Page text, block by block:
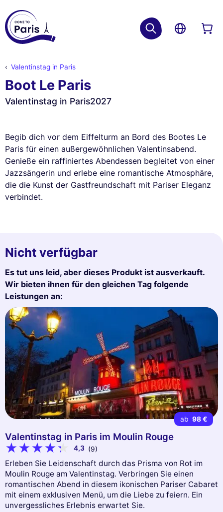
Valentinstag in Paris
Boot Le Paris
Valentinstag in Paris2027
Begib dich vor dem Eiffelturm an Bord des Bootes Le
Paris für einen außergewöhnlichen Valentinsabend.
Genieße ein raffiniertes Abendessen begleitet von einer
Jazzsängerin und erlebe eine romantische Atmosphäre,
die die Kunst der Gastfreundschaft mit Pariser Eleganz
verbindet.
Nicht verfügbar
Es tut uns leid, aber dieses Produkt ist ausverkauft.
Wir bieten ihnen für den gleichen Tag folgende
Leistungen an:
ab 98 €
Valentinstag in Paris im Moulin Rouge
4,3 (9)
Erleben Sie Leidenschaft durch das Prisma von Rot im
Moulin Rouge am Valentinstag. Verbringen Sie einen
romantischen Abend in diesem ikonischen Pariser Cabaret
mit einem exklusiven Menü, um die Liebe zu feiern. Ein
unvergessliches Erlebnis erwartet Sie.